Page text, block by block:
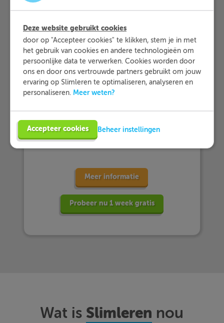
… meer dan 25.000 leerlingen met
Slimleren oefenen…
… en dat zij Slimleren gemiddeld
beoordelen
Meer informatie
Probeer nu 1 week gratis
Wat is Slimleren nou
Deze website gebruikt cookies
door op "Accepteer cookies" te klikken, stem je in met
het gebruik van cookies en andere technologieën om
persoonlijke data te verwerken. Cookies worden door
ons en door ons vertrouwde partners gebruikt om jouw
ervaring op Slimleren te optimaliseren, analyseren en
personaliseren. Meer weten?
Accepteer cookies Beheer instellingen